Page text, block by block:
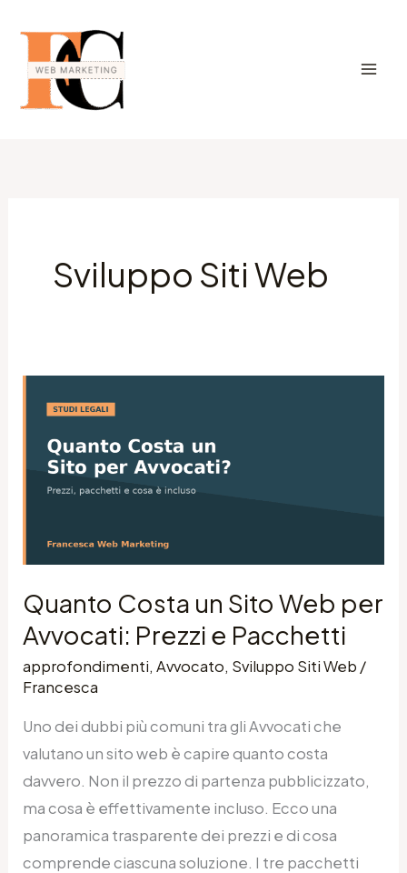
contenuto
Sviluppo Siti Web
Quanto Costa un Sito Web per
Avvocati: Prezzi e Pacchetti
approfondimenti,Avvocato, Sviluppo Siti Web /
Francesca
Uno dei dubbi più comuni tra gli Avvocati che
valutano un sito web è capire quanto costa
davvero. Non il prezzo di partenza pubblicizzato,
ma cosa è effettivamente incluso. Ecco una
panoramica trasparente dei prezzi e di cosa
comprende ciascuna soluzione. I tre pacchetti
Costa
Sito
Web
Avvocati:
e
Pacchetti